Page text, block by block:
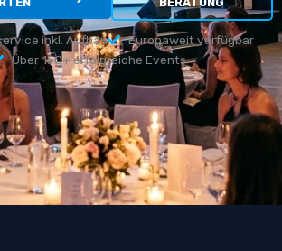
inkl. Aufbau
Europaweit verfügbar
Über 150+ erfolgreiche Events